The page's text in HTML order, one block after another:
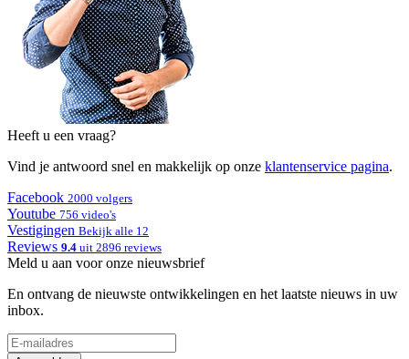
Heeft u een vraag?
Vind je antwoord snel en makkelijk op onze klantenservice pagina.
Facebook 2000 volgers
Youtube 756 video's
Vestigingen Bekijk alle 12
Reviews 9.4 uit 2896 reviews
Meld u aan voor onze nieuwsbrief
En ontvang de nieuwste ontwikkelingen en het laatste nieuws in uw
inbox.